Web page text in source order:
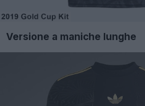
Versione a maniche lunghe